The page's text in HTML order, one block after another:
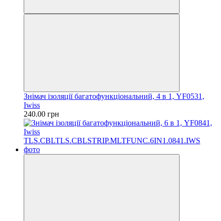
Знімач ізоляції багатофункціональний, 4 в 1, YF0531,
Iwiss
240.00 грн